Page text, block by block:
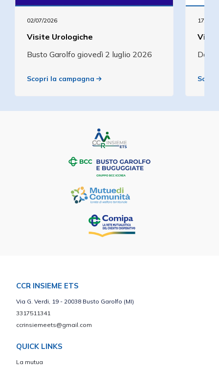
02/07/2026
Visite Urologiche
Busto Garolfo giovedì 2 luglio 2026
Scopri la campagna
17/06/
CCR INSIEME ETS
Via G. Verdi, 19 - 20038 Busto Garolfo (MI)
3317511341
ccrinsiemeets@gmail.com
QUICK LINKS
La mutua